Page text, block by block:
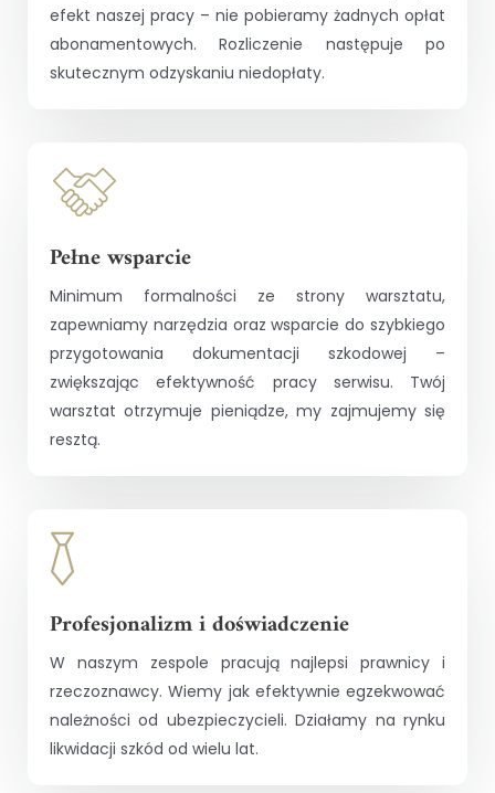
efekt naszej pracy – nie pobieramy żadnych opłat
abonamentowych. Rozliczenie następuje po
skutecznym odzyskaniu niedopłaty.
Pełne wsparcie
Minimum formalności ze strony warsztatu,
zapewniamy narzędzia oraz wsparcie do szybkiego
przygotowania dokumentacji szkodowej –
zwiększając efektywność pracy serwisu. Twój
warsztat otrzymuje pieniądze, my zajmujemy się
resztą.
Profesjonalizm i doświadczenie
W naszym zespole pracują najlepsi prawnicy i
rzeczoznawcy. Wiemy jak efektywnie egzekwować
należności od ubezpieczycieli. Działamy na rynku
likwidacji szkód od wielu lat.